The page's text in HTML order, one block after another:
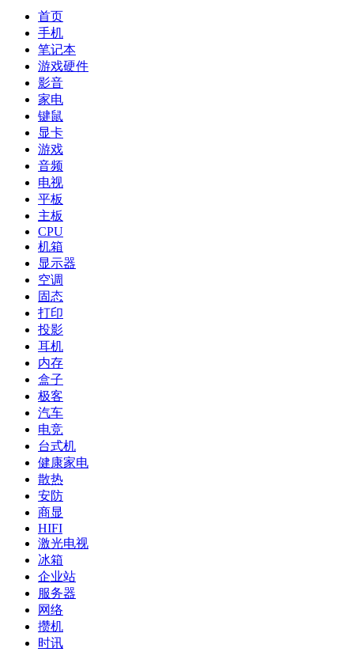
首页
手机
笔记本
游戏硬件
影音
家电
键鼠
显卡
游戏
音频
电视
平板
主板
CPU
机箱
显示器
空调
固态
打印
投影
耳机
内存
盒子
极客
汽车
电竞
台式机
健康家电
散热
安防
商显
HIFI
激光电视
冰箱
企业站
服务器
网络
攒机
时讯